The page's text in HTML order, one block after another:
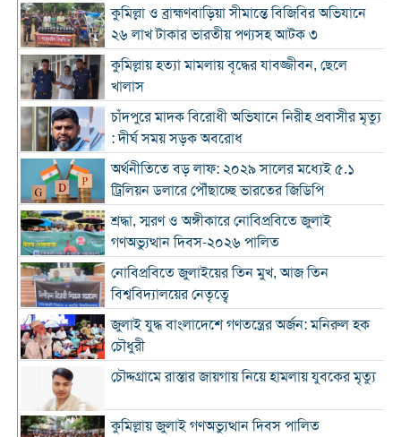
কুমিল্লা ও ব্রাহ্মণবাড়িয়া সীমান্তে বিজিবির অভিযানে
২৬ লাখ টাকার ভারতীয় পণ্যসহ আটক ৩
কুমিল্লায় হত্যা মামলায় বৃদ্ধের যাবজ্জীবন, ছেলে
খালাস
চাঁদপুরে মাদক বিরোধী অভিযানে নিরীহ প্রবাসীর মৃত্যু
: দীর্ঘ সময় সড়ক অবরোধ
অর্থনীতিতে বড় লাফ: ২০২৯ সালের মধ্যেই ৫.১
ট্রিলিয়ন ডলারে পৌঁছাচ্ছে ভারতের জিডিপি
শ্রদ্ধা, স্মরণ ও অঙ্গীকারে নোবিপ্রবিতে জুলাই
গণঅভ্যুত্থান দিবস-২০২৬ পালিত
নোবিপ্রবিতে জুলাইয়ের তিন মুখ, আজ তিন
বিশ্ববিদ্যালয়ের নেতৃত্বে
জুলাই যুদ্ধ বাংলাদেশে গণতন্ত্রের অর্জন: মনিরুল হক
চৌধুরী
চৌদ্দগ্রামে রাস্তার জায়গায় নিয়ে হামলায় যুবকের মৃত্যু
কুমিল্লায় জুলাই গণঅভ্যুত্থান দিবস পালিত